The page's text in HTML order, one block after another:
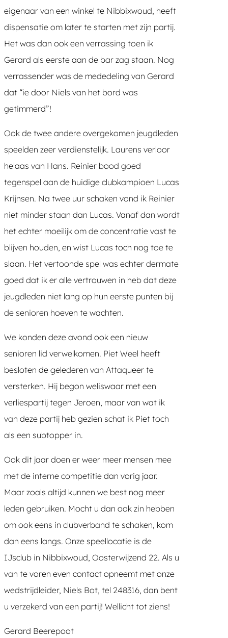
eigenaar van een winkel te Nibbixwoud, heeft
dispensatie om later te starten met zijn partij.
Het was dan ook een verrassing toen ik
Gerard als eerste aan de bar zag staan. Nog
verrassender was de mededeling van Gerard
dat “ie door Niels van het bord was
getimmerd”!
Ook de twee andere overgekomen jeugdleden
speelden zeer verdienstelijk. Laurens verloor
helaas van Hans. Reinier bood goed
tegenspel aan de huidige clubkampioen Lucas
Krijnsen. Na twee uur schaken vond ik Reinier
niet minder staan dan Lucas. Vanaf dan wordt
het echter moeilijk om de concentratie vast te
blijven houden, en wist Lucas toch nog toe te
slaan. Het vertoonde spel was echter dermate
goed dat ik er alle vertrouwen in heb dat deze
jeugdleden niet lang op hun eerste punten bij
de senioren hoeven te wachten.
We konden deze avond ook een nieuw
senioren lid verwelkomen. Piet Weel heeft
besloten de gelederen van Attaqueer te
versterken. Hij begon weliswaar met een
verliespartij tegen Jeroen, maar van wat ik
van deze partij heb gezien schat ik Piet toch
als een subtopper in.
Ook dit jaar doen er weer meer mensen mee
met de interne competitie dan vorig jaar.
Maar zoals altijd kunnen we best nog meer
leden gebruiken. Mocht u dan ook zin hebben
om ook eens in clubverband te schaken, kom
dan eens langs. Onze speellocatie is de
IJsclub in Nibbixwoud, Oosterwijzend 22. Als u
van te voren even contact opneemt met onze
wedstrijdleider, Niels Bot, tel 248316, dan bent
u verzekerd van een partij! Wellicht tot ziens!
Gerard Beerepoot